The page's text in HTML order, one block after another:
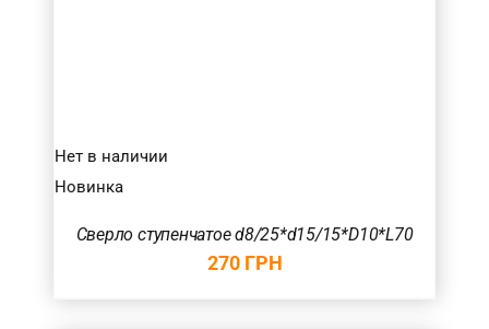
Нет в наличии
Новинка
Сверло ступенчатое d8/25*d15/15*D10*L70
270 ГРН